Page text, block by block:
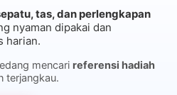
tas, dan perlengkapan
nyaman dipakai dan
harian.
mencari referensi hadiah
terjangkau.